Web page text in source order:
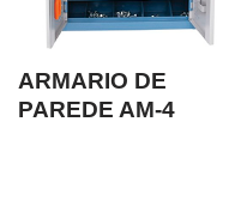
ARMARIO DE
PAREDE AM-4